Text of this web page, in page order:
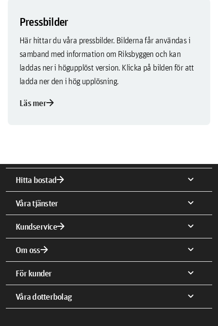
Pressbilder
Här hittar du våra pressbilder. Bilderna får användas i
samband med information om Riksbyggen och kan
laddas ner i högupplöst version. Klicka på bilden för att
ladda ner den i hög upplösning.
Läs merarrow_forward
Hitta bostadarrow_forward expand_more
Våra tjänster expand_more
Kundservicearrow_forward expand_more
Om ossarrow_forward expand_more
För kunder expand_more
Våra dotterbolag expand_more